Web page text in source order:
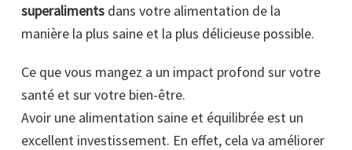
superaliments dans votre alimentation de la
manière la plus saine et la plus délicieuse possible.
Ce que vous mangez a un impact profond sur votre
santé et sur votre bien-être.
Avoir une alimentation saine et équilibrée est un
excellent investissement. En effet, cela va améliorer